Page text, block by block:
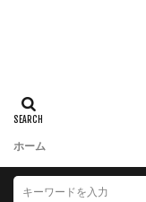
ホーム